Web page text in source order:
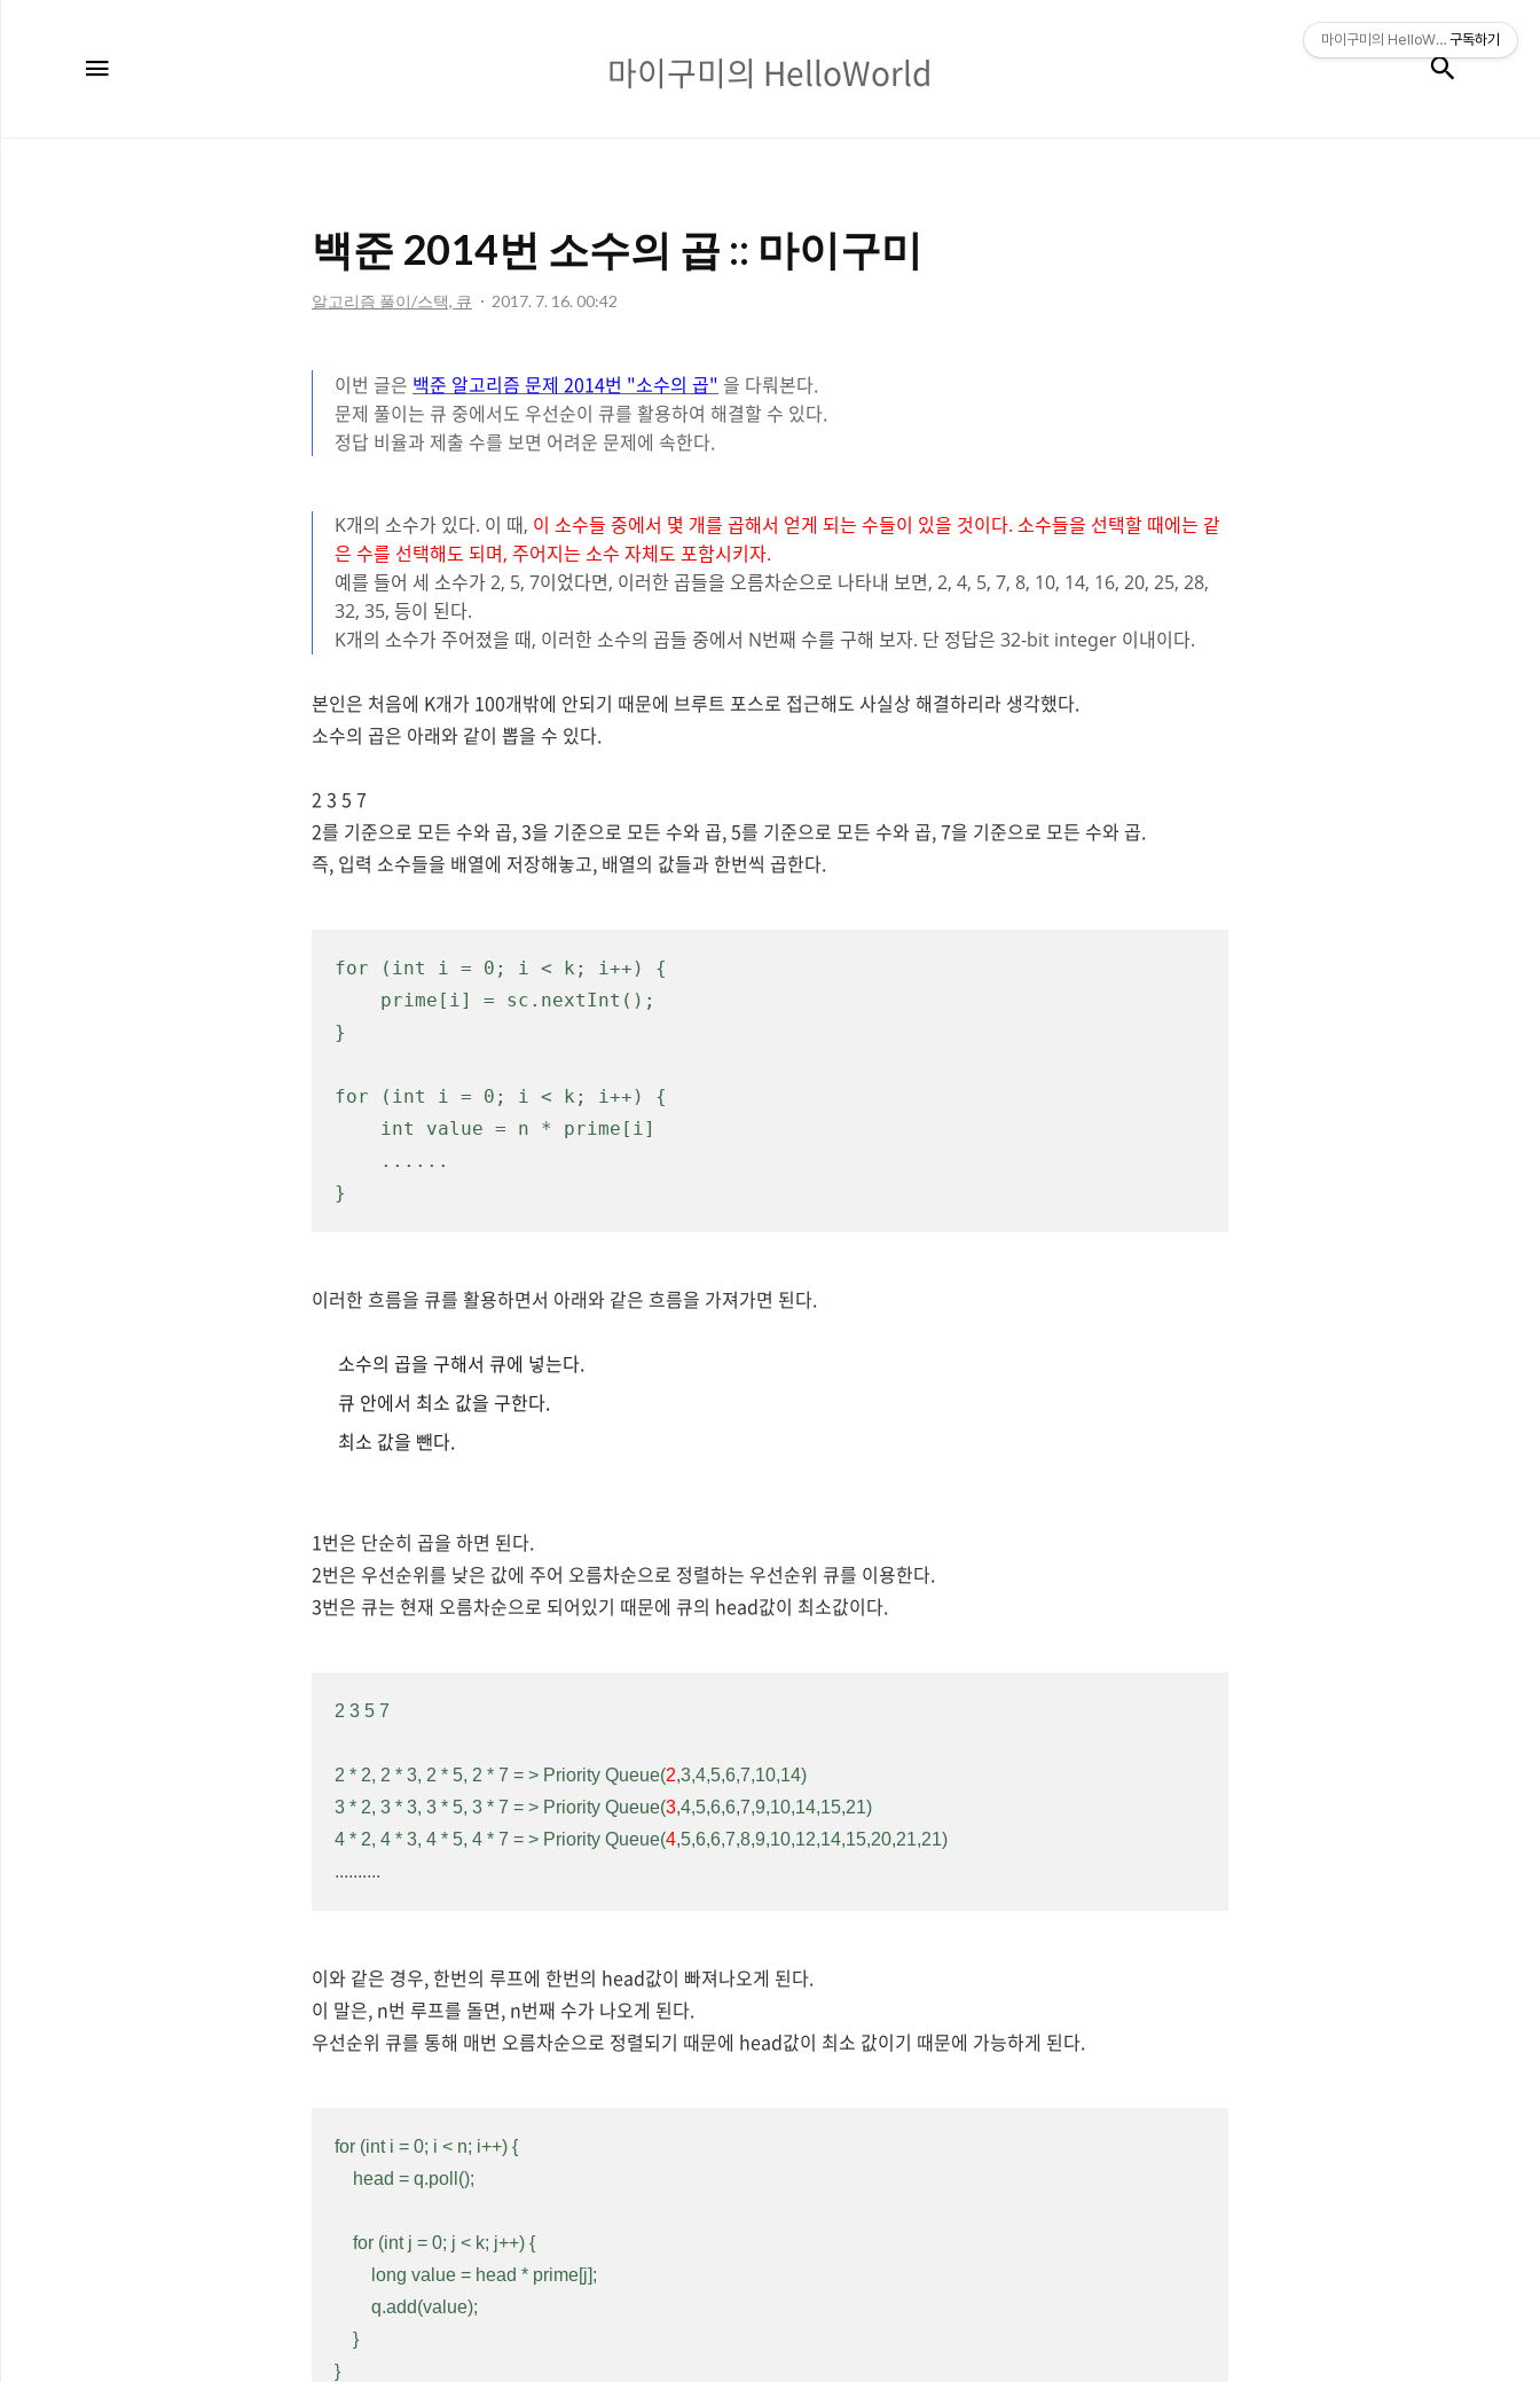
이
의
HelloWorld
마이구미의 HelloWorld 검색
백준 2014번 소수의 곱 :: 마이구미
알고리즘 풀이/스택, 큐 2017. 7. 16. 00:42
이번 글은 백준 알고리즘 문제 2014번 "소수의 곱" 을 다뤄본다.
문제 풀이는 큐 중에서도 우선순이 큐를 활용하여 해결할 수 있다.
정답 비율과 제출 수를 보면 어려운 문제에 속한다.
K개의 소수가 있다. 이 때, 이 소수들 중에서 몇 개를 곱해서 얻게 되는 수들이 있을 것이다. 소수들을 선택할 때에는 같
은 수를 선택해도 되며, 주어지는 소수 자체도 포함시키자.
예를 들어 세 소수가 2, 5, 7이었다면, 이러한 곱들을 오름차순으로 나타내 보면, 2, 4, 5, 7, 8, 10, 14, 16, 20, 25, 28,
32, 35, 등이 된다.
K개의 소수가 주어졌을 때, 이러한 소수의 곱들 중에서 N번째 수를 구해 보자. 단 정답은 32-bit integer 이내이다.
본인은 처음에 K개가 100개밖에 안되기 때문에 브루트 포스로 접근해도 사실상 해결하리라 생각했다.
소수의 곱은 아래와 같이 뽑을 수 있다.
2 3 5 7
2를 기준으로 모든 수와 곱, 3을 기준으로 모든 수와 곱, 5를 기준으로 모든 수와 곱, 7을 기준으로 모든 수와 곱.
즉, 입력 소수들을 배열에 저장해놓고, 배열의 값들과 한번씩 곱한다.
for (int i = 0; i < k; i++) {
}
for (int i = 0; i < k; i++) {
}
이러한 흐름을 큐를 활용하면서 아래와 같은 흐름을 가져가면 된다.
소수의 곱을 구해서 큐에 넣는다.
큐 안에서 최소 값을 구한다.
최소 값을 뺀다.
1번은 단순히 곱을 하면 된다.
2번은 우선순위를 낮은 값에 주어 오름차순으로 정렬하는 우선순위 큐를 이용한다.
3번은 큐는 현재 오름차순으로 되어있기 때문에 큐의 head값이 최소값이다.
2 3 5 7
2 * 2, 2 * 3, 2 * 5, 2 * 7 = > Priority Queue(2,3,4,5,6,7,10,14)
3 * 2, 3 * 3, 3 * 5, 3 * 7 = > Priority Queue(3,4,5,6,6,7,9,10,14,15,21)
4 * 2, 4 * 3, 4 * 5, 4 * 7 = > Priority Queue(4,5,6,6,7,8,9,10,12,14,15,20,21,21)
..........
이와 같은 경우, 한번의 루프에 한번의 head값이 빠져나오게 된다.
이 말은, n번 루프를 돌면, n번째 수가 나오게 된다.
우선순위 큐를 통해 매번 오름차순으로 정렬되기 때문에 head값이 최소 값이기 때문에 가능하게 된다.
for (int i = 0; i < n; i++) {
}
마이구미의 HelloWorld구독하기